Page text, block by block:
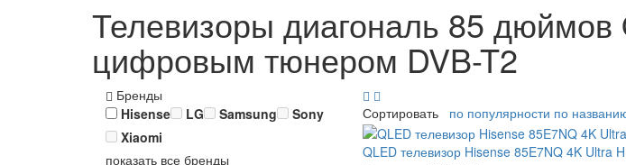
Телевизоры диагональ 85
цифровым тюнером DVB-T2
Бренды
Hisense
LG Samsung
Sony
Xiaomi
показать все бренды
Сортировать по популярности по
QLED телевизор Hisense 85E7NQ 4K Ultra